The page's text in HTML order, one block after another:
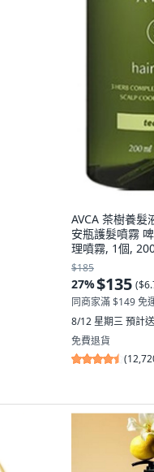
AVCA 茶樹養髮
安瓶護髮噴霧
理噴霧, 1個,
$185
27%$135 (
同商家滿 $149 免
8/12 星期三預計
免費退貨
(